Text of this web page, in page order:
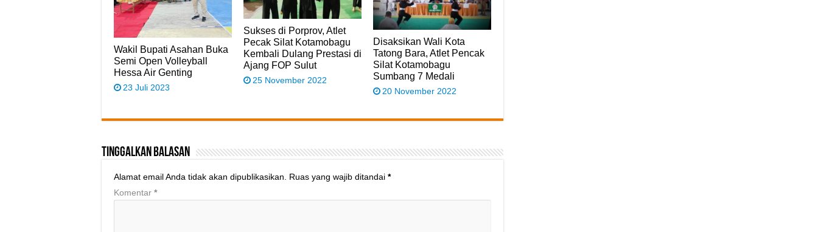
Wakil Bupati Asahan Buka
Semi Open Volleyball
Hessa Air Genting
23 Juli 2023
Sukses di Porprov, Atlet
Pecak Silat Kotamobagu
Kembali Dulang Prestasi di
Ajang FOP Sulut
25 November 2022
Disaksikan Wali Kota
Tatong Bara, Atlet Pencak
Silat Kotamobagu
Sumbang 7 Medali
20 November 2022
Tinggalkan Balasan
Alamat email Anda tidak akan dipublikasikan. Ruas yang wajib ditandai *
Komentar *